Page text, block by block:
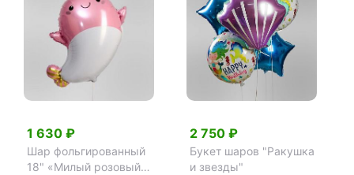
1 630 ₽
Шар фольгированный
18" «Милый розовый
2 750 ₽
Букет шаров "Ракушка
и звезды"